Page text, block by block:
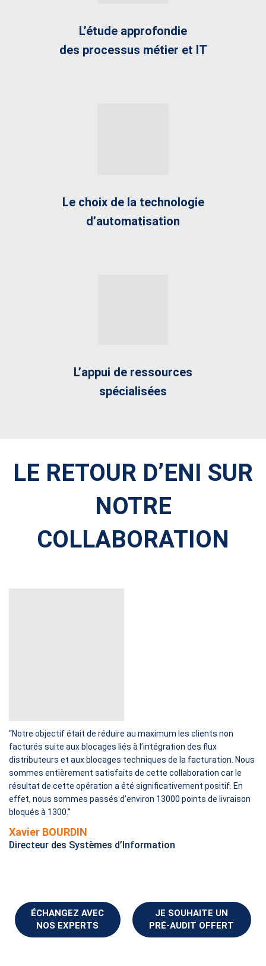
L’étude approfondie
des processus métier et IT
Le choix de la technologie
d’automatisation
L’appui de ressources
spécialisées
LE RETOUR D’ENI SUR
NOTRE
COLLABORATION
“Notre objectif était de réduire au maximum les clients non
facturés suite aux blocages liés à l’intégration des flux
distributeurs et aux blocages techniques de la facturation. Nous
sommes entièrement satisfaits de cette collaboration car le
résultat de cette opération a été significativement positif. En
effet, nous sommes passés d’environ 13000 points de livraison
bloqués à 1300.”
Xavier BOURDIN
Directeur des Systèmes d’Information
ÉCHANGEZ AVEC
NOS EXPERTS
JE SOUHAITE UN
PRÉ-AUDIT OFFERT